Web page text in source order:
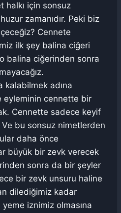
halkı için sonsuz
zamanıdır. Peki biz
Cennete
ilk şey balina ciğeri
balina ciğerinden sonra
kalabilmek adına
eyleminin cennette bir
Cennette sadece keyif
bu sonsuz nimetlerden
daha önce
büyük bir zevk verecek
sonra da bir şeyler
bir zevk unsuru haline
dilediğimiz kadar
yeme iznimiz olmasına